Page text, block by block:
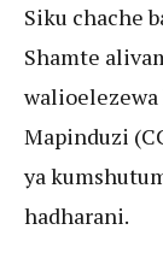
Siku chache
Shamte
walioelezewa
Mapinduzi
ya
hadharani.